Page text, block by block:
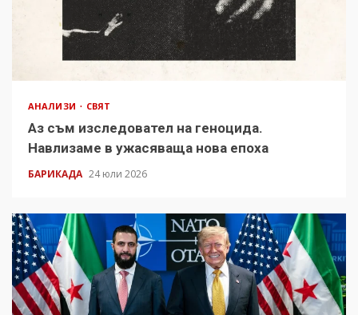
АНАЛИЗИ СВЯТ
Аз съм изследовател на геноцида.
Навлизаме в ужасяваща нова епоха
БАРИКАДА 24 юли 2026